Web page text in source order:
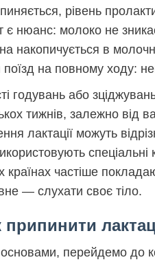
рівень
є нюанс: молоко не
накопичується в
на повному ходу:
годувань або
тижнів, залежно від
лактації можуть
країнах частіше
— слухати своє тіло.
перейдемо до